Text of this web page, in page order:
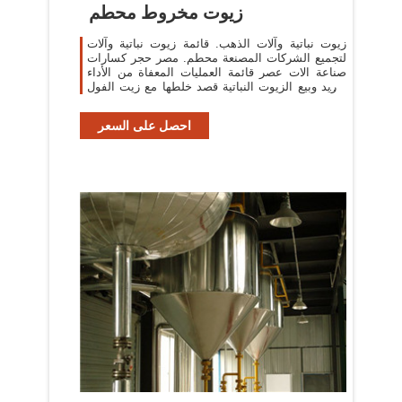
زيوت مخروط محطم
زيوت نباتية وآلات الذهب. قائمة زيوت نباتية وآلات
لتجميع الشركات المصنعة محطم. مصر حجر كسارات
صناعة الات عصر قائمة العمليات المعفاة من الأداء
توريد وبيع الزيوت النباتية قصد خلطها مع زيت الفول
احصل على السعر